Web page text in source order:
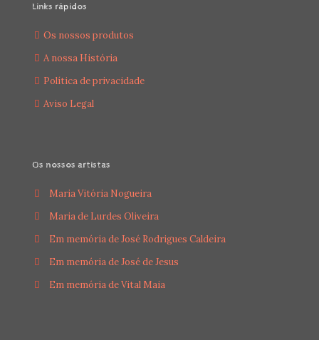
Links rápidos
Os nossos produtos
A nossa História
Política de privacidade
Aviso Legal
Os nossos artistas
Maria Vitória Nogueira
Maria de Lurdes Oliveira
Em memória de José Rodrigues Caldeira
Em memória de José de Jesus
Em memória de Vital Maia